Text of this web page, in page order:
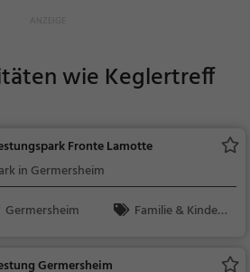
wie Keglertreff
Fronte Lamotte
in Germersheim
Germersheim
Familie & Kinder,
Germersheim